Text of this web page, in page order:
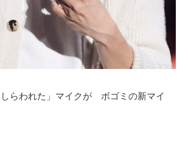
らわれた」マイクが ボゴミの新マイ